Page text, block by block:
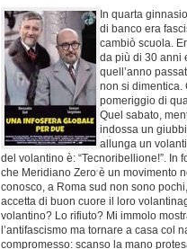
In quarta
di banco era
cambiò scuola.
da più di 30 anni
quell’anno
non si dimentica.
pomeriggio di
Quel sabato,
indossa un
allunga un
del volantino è: “Tecnoribellione!”. In
che Meridiano Zero è un movimento
conosco, a Roma sud non sono
accetta di buon cuore il loro
volantino? Lo rifiuto? Mi immolo
l’antifascismo ma tornare a casa col
compromesso: scanso la mano